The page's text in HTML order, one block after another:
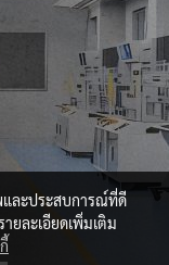
และประสบการณ์ที่ดี
ยละเอียดเพิ่มเติม